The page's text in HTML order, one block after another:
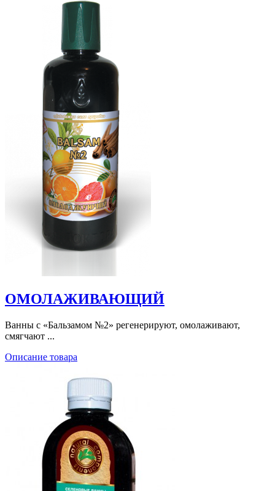
ОМОЛАЖИВАЮЩИЙ
Ванны с «Бальзамом №2» регенерируют, омолаживают,
смягчают ...
Описание товара